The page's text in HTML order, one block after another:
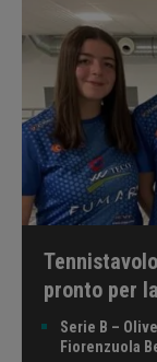
pronto per
Serie B –
Fiorenzuola